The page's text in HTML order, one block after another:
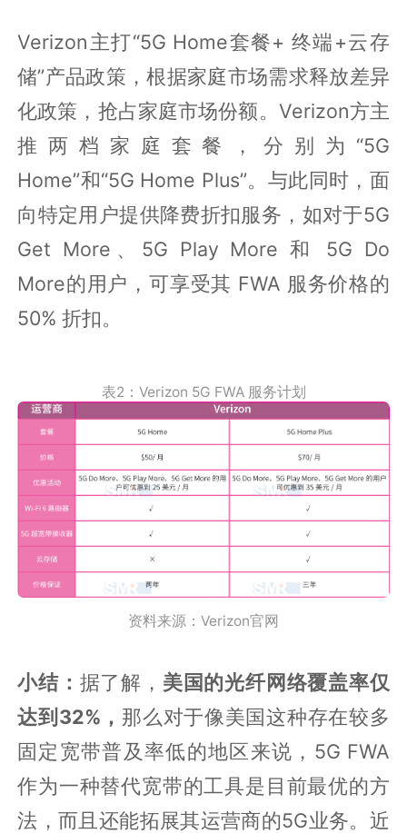
Verizon主打“5G Home套餐+ 终端+云存
储”产品政策，根据家庭市场需求释放差异
化政策，抢占家庭市场份额。Verizon方主
推两档家庭套餐，分别为“5G
Home”和“5G Home Plus”。与此同时，面
向特定用户提供降费折扣服务，如对于5G
Get More、5G Play More 和 5G Do
More的用户，可享受其 FWA 服务价格的
50% 折扣。
表2：Verizon 5G FWA 服务计划
资料来源：Verizon官网
小结： 据了解， 美国的光纤网络覆盖率仅
达到32%， 那么对于像美国这种存在较多
固定宽带普及率低的地区来说，5G FWA
作为一种替代宽带的工具是目前最优的方
法，而且还能拓展其运营商的5G业务。近